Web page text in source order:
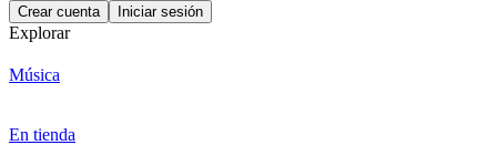
Crear cuenta Iniciar sesión
Explorar
Música
En tienda